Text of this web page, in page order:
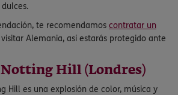
te recomendamos contratar un
Alemania, así estarás protegido ante
Notting Hill (Londres)
Hill es una explosión de color, música y